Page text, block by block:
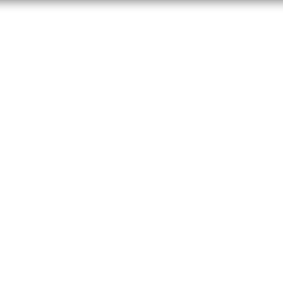
Uw winkelwagen is leeg.